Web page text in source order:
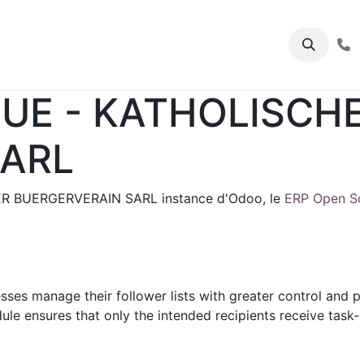
-
BUERGERVERAIN SARL instance d'Odoo, le ERP Open
manage their follower lists with greater control and
ensures that only the intended recipients receive